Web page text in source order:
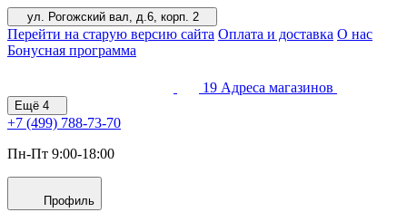
ул. Рогожский вал, д.6, корп. 2
Перейти на старую версию сайта Оплата и доставка О нас
Бонусная программа
19 Адреса магазинов
Ещё 4
+7 (499) 788-73-70
Пн-Пт 9:00-18:00
Профиль